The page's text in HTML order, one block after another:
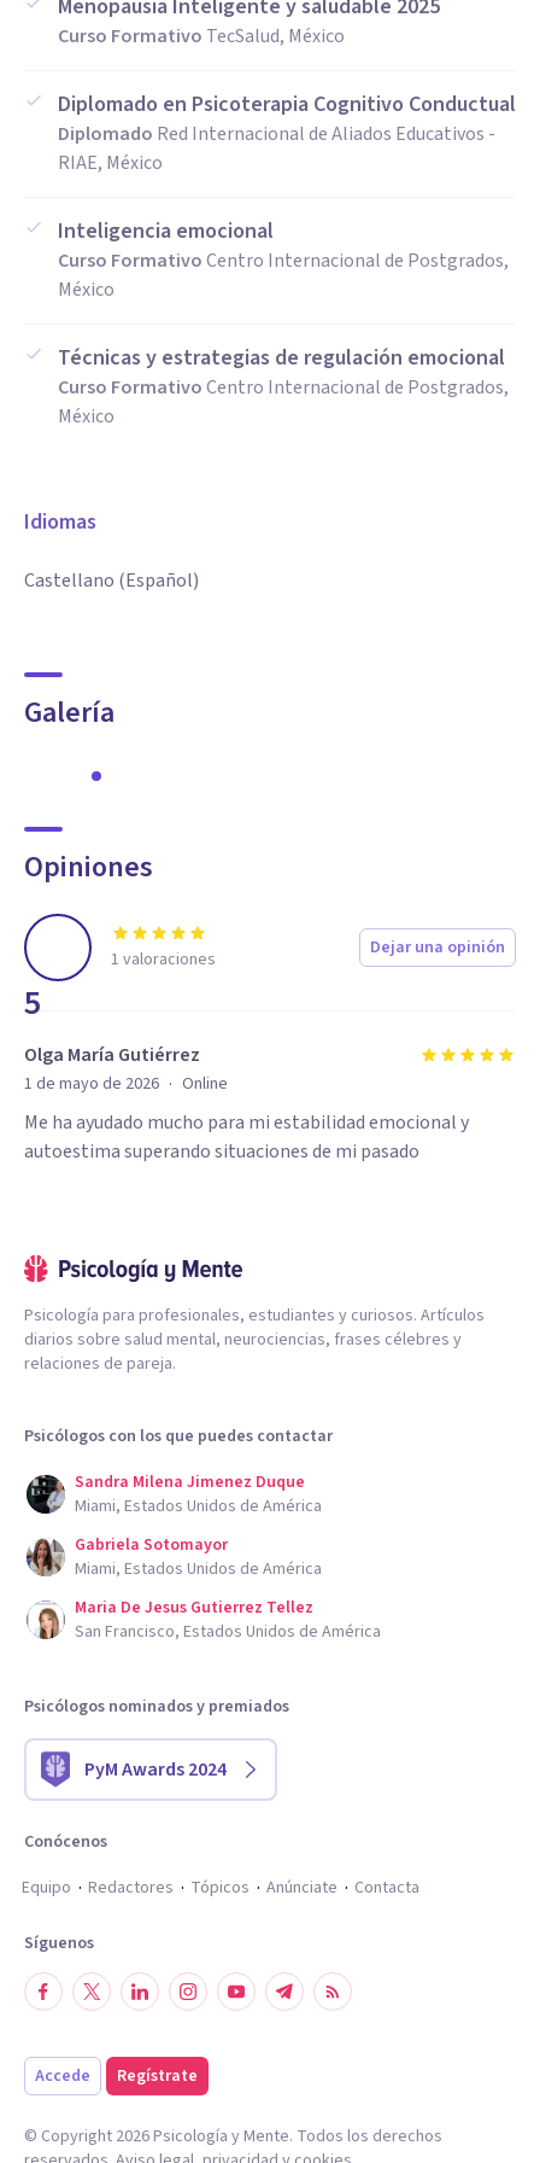
necesarias para afrontar futuros retos sin depender del
proceso terapéutico.
Modalidad de atención: presencial y online.
agendar una cita, puedes enviarme un mensaje.
Menopausia Inteligente y saludable 2025
Curso Formativo TecSalud, México
Diplomado en Psicoterapia Cognitivo Conductual
Diplomado Red Internacional de Aliados Educativos -
RIAE, México
Inteligencia emocional
Curso FormativoCentro Internacional de Postgrados,
México
Técnicas y estrategias de regulación emocional
Curso FormativoCentro Internacional de Postgrados,
México
Idiomas
Castellano (Español)
Galería
Opiniones
5
1 valoraciones Dejar una opinión
Olga María Gutiérrez
1 de mayo de 2026 · Online
Me ha ayudado mucho para mi estabilidad emocional y
autoestima superando situaciones de mi pasado
Psicología para profesionales, estudiantes y curiosos. Artículos
diarios sobre salud mental, neurociencias, frases célebres y
relaciones de pareja.
Psicólogos con los que puedes contactar
Sandra Milena Jimenez Duque
Miami, Estados Unidos de América
Gabriela Sotomayor
Miami, Estados Unidos de América
Maria De Jesus Gutierrez Tellez
San Francisco, Estados Unidos de América
Psicólogos nominados y premiados
PyM Awards 2024
Conócenos
Equipo
Redactores Tópicos Anúnciate Contacta
Síguenos
Accede Regístrate
© Copyright 2026Psicología y Mente. Todos los derechos